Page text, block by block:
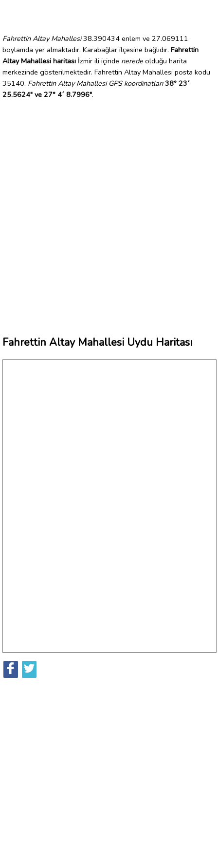
Fahrettin Altay Mahallesi38.390434 enlem ve 27.069111
boylamda yer almaktadır. Karabağlar ilçesine bağlıdır. Fahrettin
Altay Mahallesi haritası İzmir ili içinde nerede olduğu harita
merkezinde gösterilmektedir. Fahrettin Altay Mahallesi posta kodu
35140. Fahrettin Altay Mahallesi GPS koordinatları 38° 23´
25.5624" ve 27° 4´ 8.7996".
Fahrettin Altay Mahallesi Uydu Haritası